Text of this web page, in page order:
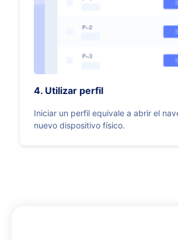
4. Utilizar perfil
Iniciar un perfil equivale a abrir el
nuevo dispositivo físico.